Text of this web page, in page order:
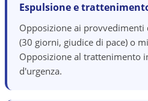
Espulsione e
Opposizione ai
(30 giorni, giudice di pace) o
Opposizione al trattenimento
d'urgenza.